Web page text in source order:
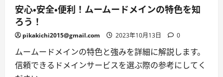
つ
い
し
読
む
安心・安全・便利！ムームードメインの特色を知
ろう！
pikakichi2015@gmail.com 2023年10月13日 0
ムームードメインの特色と強みを詳細に解説します。
信頼できるドメインサービスを選ぶ際の参考にしてく